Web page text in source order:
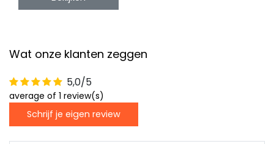
Wat onze klanten zeggen
5,0/5
average of 1 review(s)
Schrijf je eigen review